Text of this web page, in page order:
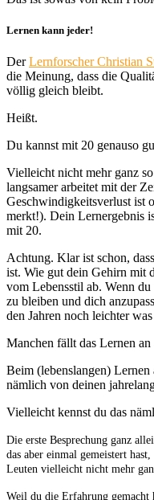
Lernen kann jeder!
DerLernforscher Christian
die Meinung, dass die
völlig gleich bleibt.
Heißt.
Du kannst mit 20 genauso
Vielleicht nicht mehr ganz
langsamer arbeitet mit der
Geschwindigkeitsverlust ist
merkt!). Dein Lernergebnis
mit 20.
Achtung. Klar ist schon,
ist. Wie gut dein Gehirn mit
vom Lebensstil ab. Wenn
zu bleiben und dich
den Jahren noch leichter
Manchen fällt das Lernen
Beim (lebenslangen)
nämlich von deinen
Vielleicht kennst du das
Die erste Besprechung ganz
das aber einmal gemeistert
Leuten vielleicht nicht mehr
Weil du die Erfahrung gemacht